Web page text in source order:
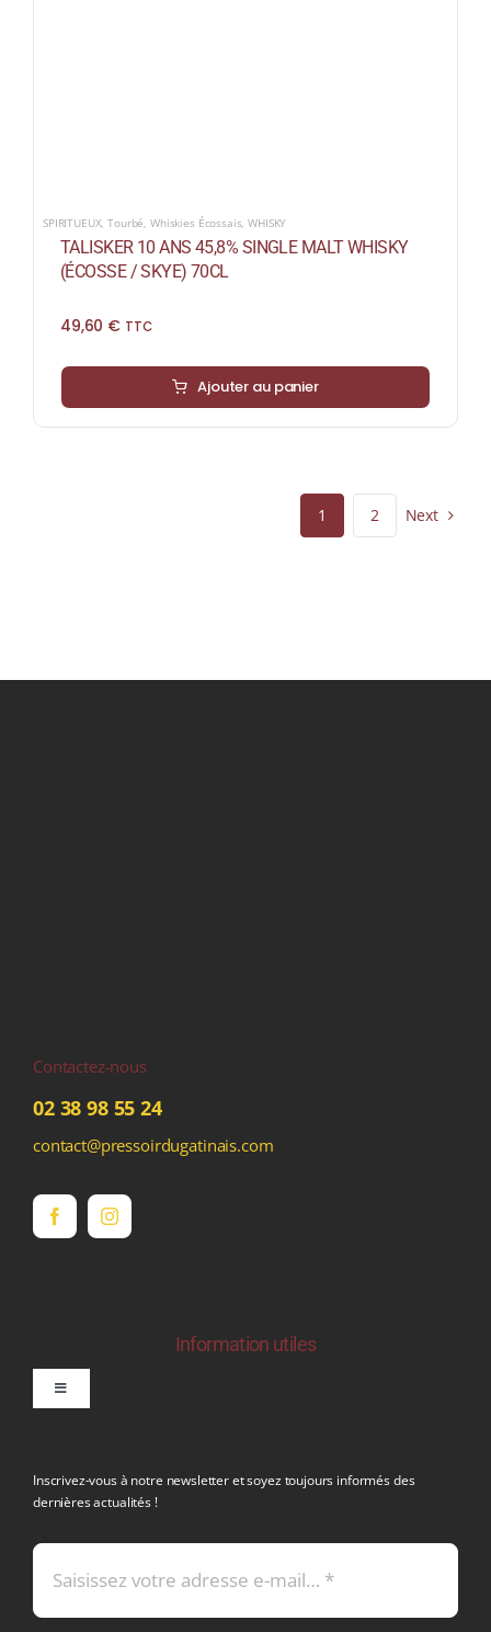
SPIRITUEUX ,Tourbé Whiskies Écossais ,WHISKY
TALISKER 10 ANS 45,8% SINGLE MALT WHISKY
(ÉCOSSE / SKYE) 70CL
49,60 € TTC
Ajouter au panier
1 2 Next
Contactez-nous
02 38 98 55 24
contact@pressoirdugatinais.com
Information utiles
Toggle
Mentions légales
Inscrivez-vous à notre newsletter et soyez toujours informés des
dernières actualités !